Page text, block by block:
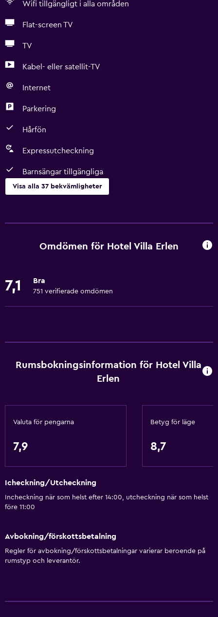
Wifi tillgängligt i alla områden
Flat-screen TV
TV
Kabel- eller satellit-TV
Internet
Parkering
Hårfön
Expressutcheckning
Barnsängar tillgängliga
Visa alla 37 bekvämligheter
Gratis WiFi
Sängkläder
Brandvarnare
Badrum
Dusch
Privat badrum
Flat-screen TV
Allmänt
Omdömen för Hotel Villa Erlen
7,1 Bra
751 verifierade omdömen
Rumsbokningsinformation för Hotel Villa
Erlen
Valuta för pengarna
7,9
Betyg för läge
8,7
Icheckning/Utcheckning
Incheckning när som helst efter 14:00, utcheckning när som helst
före 11:00
Avbokning/förskottsbetalning
Regler för avbokning/förskottsbetalningar varierar beroende på
rumstyp och leverantör.